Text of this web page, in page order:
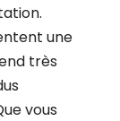
une
très
vous